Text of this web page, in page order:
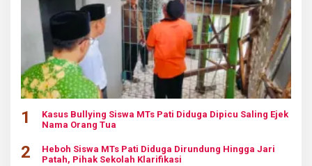
1
Kasus Bullying Siswa MTs Pati Diduga Dipicu Saling Ejek
Nama Orang Tua
2
Heboh Siswa MTs Pati Diduga Dirundung Hingga Jari
Patah, Pihak Sekolah Klarifikasi